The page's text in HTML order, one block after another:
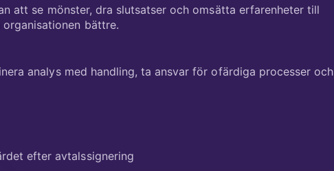
att se mönster, dra slutsatser och omsätta erfarenheter till
bättre.
analys med handling, ta ansvar för ofärdiga processer och
efter avtalssignering